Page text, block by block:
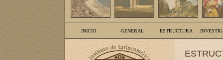
INICIO GENERAL ESTRUCTURA